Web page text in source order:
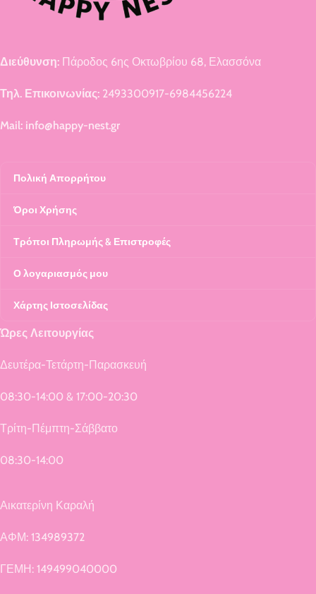
Διεύθυνση: Πάροδος 6ης Οκτωβρίου 68, Ελασσόνα
Τηλ. Επικοινωνίας: 2493300917-6984456224
Mail: info@happy-nest.gr
Πολική Απορρήτου
Όροι Χρήσης
Τρόποι Πληρωμής & Επιστροφές
Ο λογαριασμός μου
Χάρτης Ιστοσελίδας
Ώρες Λειτουργίας
Δευτέρα-Τετάρτη-Παρασκευή
08:30-14:00 & 17:00-20:30
Τρίτη-Πέμπτη-Σάββατο
08:30-14:00
Αικατερίνη Καραλή
ΑΦΜ: 134989372
ΓΕΜΗ: 149499040000